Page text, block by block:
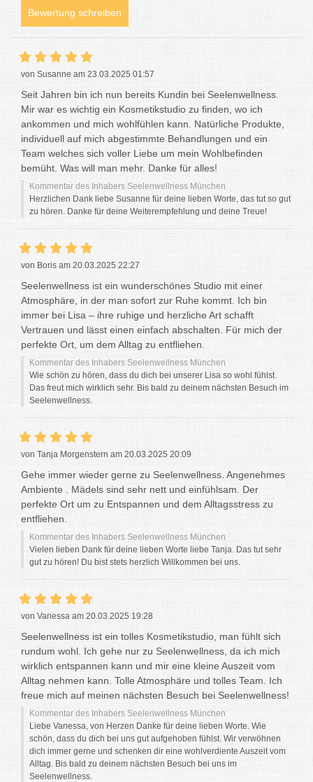
Bewertung schreiben
von Susanne am 23.03.2025 01:57
Seit Jahren bin ich nun bereits Kundin bei Seelenwellness.
Mir war es wichtig ein Kosmetikstudio zu finden, wo ich
ankommen und mich wohlfühlen kann. Natürliche Produkte,
individuell auf mich abgestimmte Behandlungen und ein
Team welches sich voller Liebe um mein Wohlbefinden
bemüht. Was will man mehr. Danke für alles!
Kommentar des Inhabers Seelenwellness München
Herzlichen Dank liebe Susanne für deine lieben Worte, das tut so gut
zu hören. Danke für deine Weiterempfehlung und deine Treue!
von Boris am 20.03.2025 22:27
Seelenwellness ist ein wunderschönes Studio mit einer
Atmosphäre, in der man sofort zur Ruhe kommt. Ich bin
immer bei Lisa – ihre ruhige und herzliche Art schafft
Vertrauen und lässt einen einfach abschalten. Für mich der
perfekte Ort, um dem Alltag zu entfliehen.
Kommentar des Inhabers Seelenwellness München
Wie schön zu hören, dass du dich bei unserer Lisa so wohl fühlst.
Das freut mich wirklich sehr. Bis bald zu deinem nächsten Besuch im
Seelenwellness.
von Tanja Morgenstern am 20.03.2025 20:09
Gehe immer wieder gerne zu Seelenwellness. Angenehmes
Ambiente . Mädels sind sehr nett und einfühlsam. Der
perfekte Ort um zu Entspannen und dem Alltagsstress zu
entfliehen.
Kommentar des Inhabers Seelenwellness München
Vielen lieben Dank für deine lieben Worte liebe Tanja. Das tut sehr
gut zu hören! Du bist stets herzlich Willkommen bei uns.
von Vanessa am 20.03.2025 19:28
Seelenwellness ist ein tolles Kosmetikstudio, man fühlt sich
rundum wohl. Ich gehe nur zu Seelenwellness, da ich mich
wirklich entspannen kann und mir eine kleine Auszeit vom
Alltag nehmen kann. Tolle Atmosphäre und tolles Team. Ich
freue mich auf meinen nächsten Besuch bei Seelenwellness!
Kommentar des Inhabers Seelenwellness München
Liebe Vanessa, von Herzen Danke für deine lieben Worte. Wie
schön, dass du dich bei uns gut aufgehoben fühlst. Wir verwöhnen
dich immer gerne und schenken dir eine wohlverdiente Auszeit vom
Alltag. Bis bald zu deinem nächsten Besuch bei uns im
Seelenwellness.